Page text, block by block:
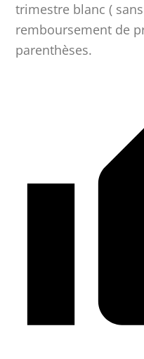
trimestre blanc (
remboursement de
parenthèses.